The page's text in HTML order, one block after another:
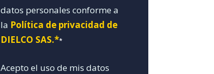
datos personales conforme a
la Política de privacidad de
DIELCO SAS.**
Acepto el uso de mis datos